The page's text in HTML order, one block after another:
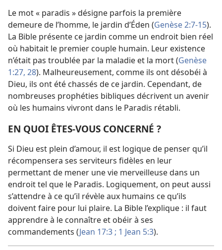
Le mot « paradis » désigne parfois la première
demeure de l’homme, le jardin d’Éden (Genèse 2:7-15).
La Bible présente ce jardin comme un endroit bien réel
où habitait le premier couple humain. Leur existence
n’était pas troublée par la maladie et la mort (Genèse
1:27, 28). Malheureusement, comme ils ont désobéi à
Dieu, ils ont été chassés de ce jardin. Cependant, de
nombreuses prophéties bibliques décrivent un avenir
où les humains vivront dans le Paradis rétabli.
EN QUOI ÊTES-VOUS CONCERNÉ ?
Si Dieu est plein d’amour, il est logique de penser qu’il
récompensera ses serviteurs fidèles en leur
permettant de mener une vie merveilleuse dans un
endroit tel que le Paradis. Logiquement, on peut aussi
s’attendre à ce qu’il révèle aux humains ce qu’ils
doivent faire pour lui plaire. La Bible l’explique : il faut
apprendre à le connaître et obéir à ses
commandements (Jean 17:3 ; 1 Jean 5:3).